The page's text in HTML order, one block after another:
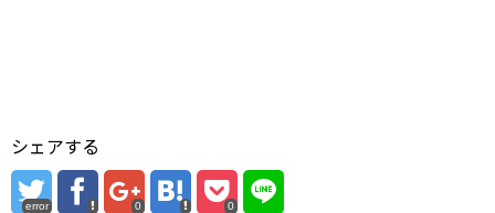
シェアする
error 0 0